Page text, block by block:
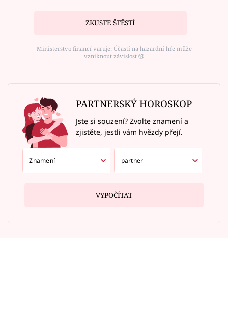
ZKUSTE ŠTĚSTÍ
Ministerstvo financí varuje: Účastí na hazardní hře může
vzniknout závislost ⑱
PARTNERSKÝ HOROSKOP
Jste si souzení? Zvolte znamení a
zjistěte, jestli vám hvězdy přejí.
VYPOČÍTAT